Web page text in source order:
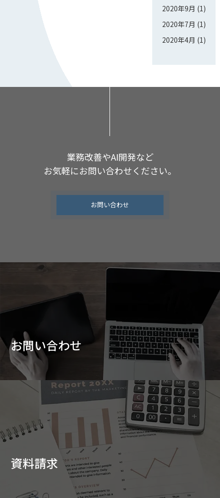
2020年9月 (1)
2020年7月 (1)
2020年4月 (1)
業務改善やAI開発など
お気軽にお問い合わせください。
お問い合わせ
お問い合わせ
資料請求